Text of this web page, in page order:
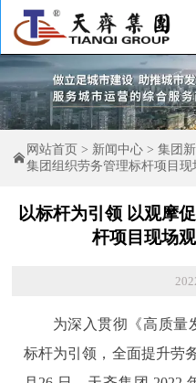

网站首页 > 新闻中心 > 集团
集团组织劳务管理标杆项目
以标杆为引领 以观摩
杆项目现场
为深入贯彻《高质量
标杆为引领，全面提升劳